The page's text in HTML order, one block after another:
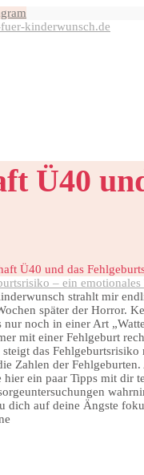
Ü40
Ü40 und das
strahlt mir
später der Horror.
noch in einer Art
mit einer Fehlgeburt
das
Zahlen der
ein paar Tipps mit dir
dich auf deine Ängste